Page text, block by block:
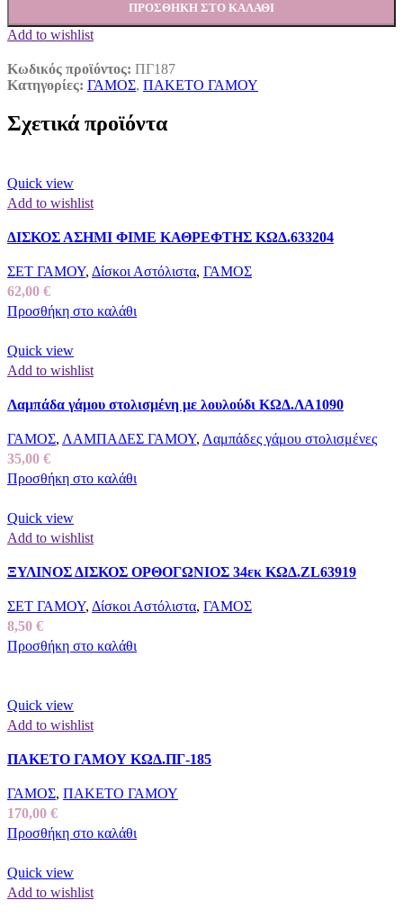
ΠΡΟΣΘΉΚΗ ΣΤΟ ΚΑΛΆΘΙ
Add to wishlist
Κωδικός προϊόντος: ΠΓ187
Κατηγορίες: ΓΑΜΟΣ, ΠΑΚΕΤΟ ΓΑΜΟΥ
Σχετικά προϊόντα
Quick view
Add to wishlist
ΔΙΣΚΟΣ ΑΣΗΜΙ ΦΙΜΕ ΚΑΘΡΕΦΤΗΣ ΚΩΔ.633204
ΣΕΤ ΓΑΜΟΥ, Δίσκοι Αστόλιστα, ΓΑΜΟΣ
62,00 €
Προσθήκη στο καλάθι
Quick view
Add to wishlist
Λαμπάδα γάμου στολισμένη με λουλούδι ΚΩΔ.ΛΑ1090
ΓΑΜΟΣ, ΛΑΜΠΑΔΕΣ ΓΑΜΟΥ, Λαμπάδες γάμου στολισμένες
35,00 €
Προσθήκη στο καλάθι
Quick view
Add to wishlist
ΞΥΛΙΝΟΣ ΔΙΣΚΟΣ ΟΡΘΟΓΩΝΙΟΣ 34εκ ΚΩΔ.ZL63919
ΣΕΤ ΓΑΜΟΥ, Δίσκοι Αστόλιστα, ΓΑΜΟΣ
8,50 €
Προσθήκη στο καλάθι
Quick view
Add to wishlist
ΠΑΚΕΤΟ ΓΑΜΟΥ ΚΩΔ.ΠΓ-185
ΓΑΜΟΣ, ΠΑΚΕΤΟ ΓΑΜΟΥ
170,00 €
Προσθήκη στο καλάθι
Quick view
Add to wishlist